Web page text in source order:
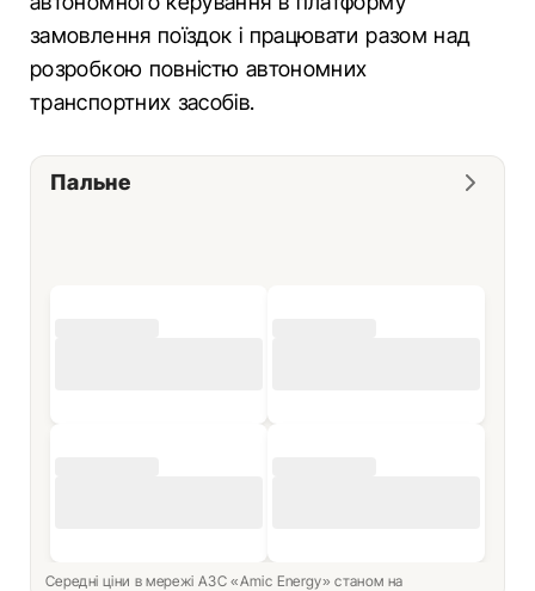
замовлення поїздок і працювати разом над
розробкою повністю автономних
транспортних засобів.
Пальне
Середні ціни в мережі АЗС «Amic Energy» станом на